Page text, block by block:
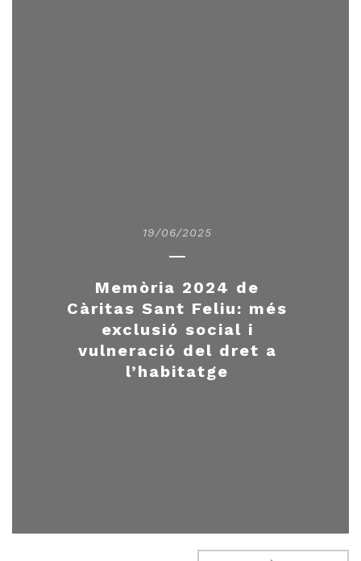
19/06/2025
Memòria 2024 de
Càritas Sant Feliu: més
exclusió social i
vulneració del dret a
l’habitatge